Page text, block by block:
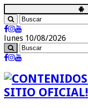
lunes 10/08/2026
SITIO OFICIAL!